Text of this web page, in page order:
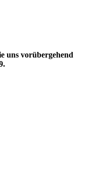
uns vorübergehend